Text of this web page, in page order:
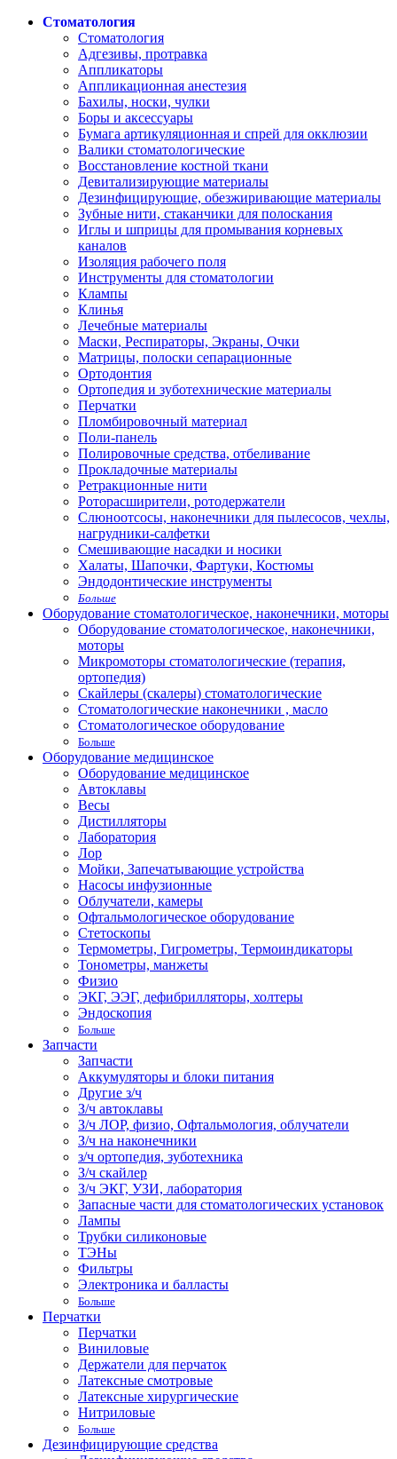
Стоматология
Стоматология
Адгезивы, протравка
Аппликаторы
Аппликационная анестезия
Бахилы, носки, чулки
Боры и аксессуары
Бумага артикуляционная и спрей для окклюзии
Валики стоматологические
Восстановление костной ткани
Девитализирующие материалы
Дезинфицирующие, обезжиривающие материалы
Зубные нити, стаканчики для полоскания
Иглы и шприцы для промывания корневых
каналов
Изоляция рабочего поля
Инструменты для стоматологии
Клампы
Клинья
Лечебные материалы
Маски, Респираторы, Экраны, Очки
Матрицы, полоски сепарационные
Ортодонтия
Ортопедия и зуботехнические материалы
Перчатки
Пломбировочный материал
Поли-панель
Полировочные средства, отбеливание
Прокладочные материалы
Ретракционные нити
Роторасширители, ротодержатели
Слюноотсосы, наконечники для пылесосов, чехлы,
нагрудники-салфетки
Смешивающие насадки и носики
Халаты, Шапочки, Фартуки, Костюмы
Эндодонтические инструменты
Больше
Оборудование стоматологическое, наконечники, моторы
Оборудование стоматологическое, наконечники,
моторы
Микромоторы стоматологические (терапия,
ортопедия)
Скайлеры (скалеры) стоматологические
Стоматологические наконечники , масло
Стоматологическое оборудование
Больше
Оборудование медицинское
Оборудование медицинское
Автоклавы
Весы
Дистилляторы
Лаборатория
Лор
Мойки, Запечатывающие устройства
Насосы инфузионные
Облучатели, камеры
Офтальмологическое оборудование
Стетоскопы
Термометры, Гигрометры, Термоиндикаторы
Тонометры, манжеты
Физио
ЭКГ, ЭЭГ, дефибрилляторы, холтеры
Эндоскопия
Больше
Запчасти
Запчасти
Аккумуляторы и блоки питания
Другие з/ч
З/ч автоклавы
З/ч ЛОР, физио, Офтальмология, облучатели
З/ч на наконечники
з/ч ортопедия, зуботехника
З/ч скайлер
З/ч ЭКГ, УЗИ, лаборатория
Запасные части для стоматологических установок
Лампы
Трубки силиконовые
ТЭНы
Фильтры
Электроника и балласты
Больше
Перчатки
Перчатки
Виниловые
Держатели для перчаток
Латексные смотровые
Латексные хирургические
Нитриловые
Больше
Дезинфицирующие средства